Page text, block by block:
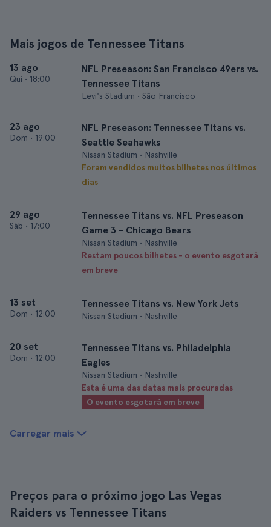
Mais jogos de Tennessee Titans
13 ago
Qui • 18:00
NFL Preseason: San Francisco 49ers vs.
Tennessee Titans
Levi's Stadium • São Francisco
23 ago
Dom • 19:00
NFL Preseason: Tennessee Titans vs.
Seattle Seahawks
Nissan Stadium • Nashville
Foram vendidos muitos bilhetes nos últimos
dias
29 ago
Sáb • 17:00
Tennessee Titans vs. NFL Preseason
Game 3 - Chicago Bears
Nissan Stadium • Nashville
Restam poucos bilhetes - o evento esgotará
em breve
13 set
Dom • 12:00
Tennessee Titans vs. New York Jets
Nissan Stadium • Nashville
20 set
Dom • 12:00
Tennessee Titans vs. Philadelphia
Eagles
Nissan Stadium • Nashville
Esta é uma das datas mais procuradas
O evento esgotará em breve
Carregar mais
Preços para o próximo jogo Las Vegas
Raiders vs Tennessee Titans